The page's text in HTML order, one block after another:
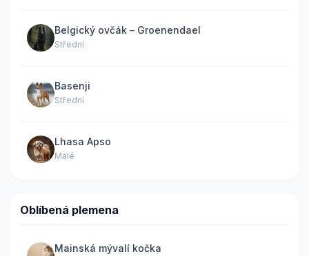
Belgický ovčák – Groenendael
Střední
Basenji
Střední
Lhasa Apso
Malé
Oblíbená plemena
Mainská mývalí kočka